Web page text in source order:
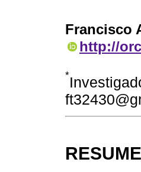
Francisco
http://
*